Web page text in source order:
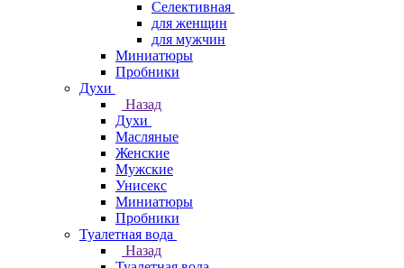
Селективная
для женщин
для мужчин
Миниатюры
Пробники
Духи
Назад
Духи
Масляные
Женские
Мужские
Унисекс
Миниатюры
Пробники
Туалетная вода
Назад